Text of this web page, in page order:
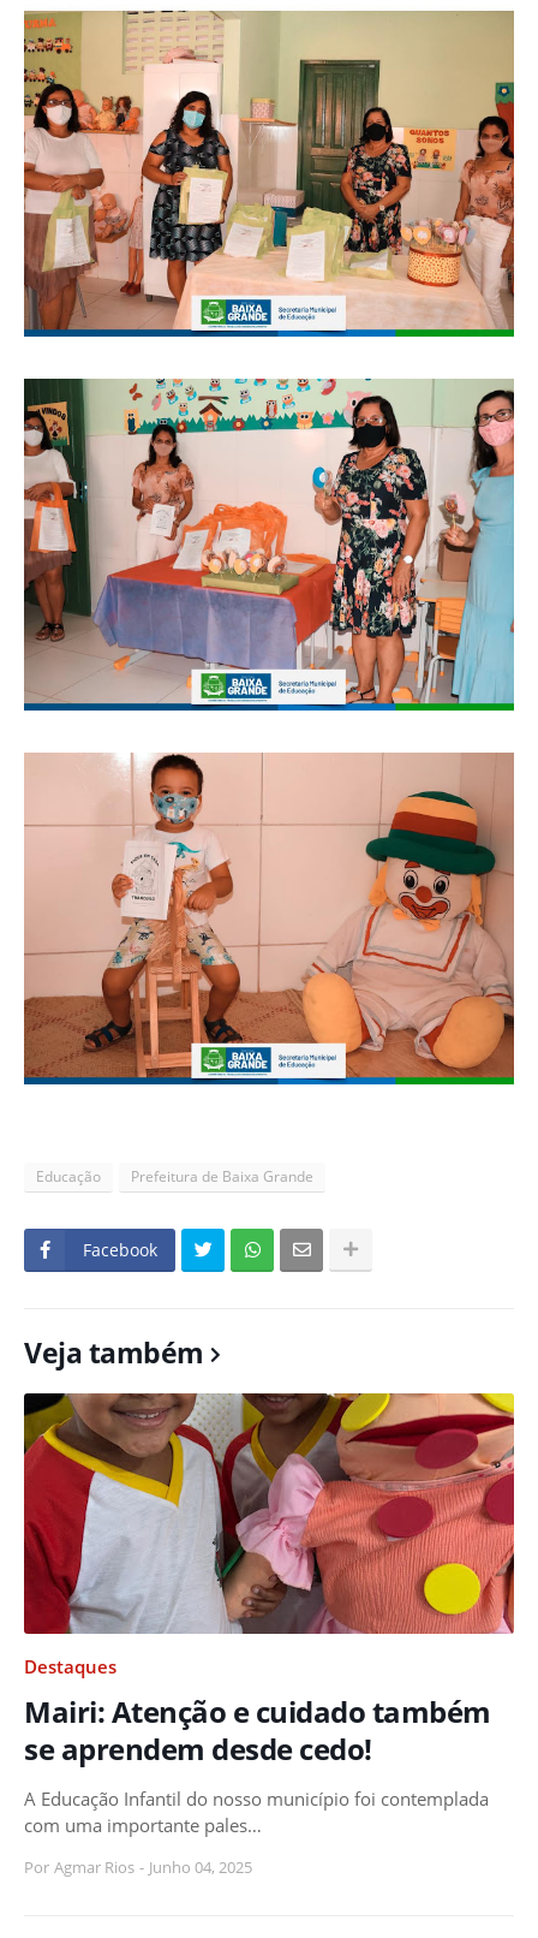
Educação Prefeitura de Baixa Grande
Facebook
Veja também
Destaques
Mairi: Atenção e cuidado também
se aprendem desde cedo!
A Educação Infantil do nosso município foi contemplada
com uma importante pales…
Por Agmar Rios - Junho 04, 2025